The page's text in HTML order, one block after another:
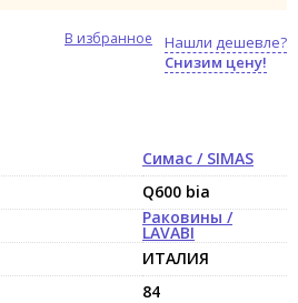
Нашли дешевле?
Снизим цену!
В избранное
Симас / SIMAS
Q600 bia
Раковины /
LAVABI
ИТАЛИЯ
84